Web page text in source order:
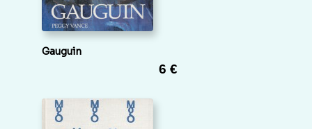
Gauguin
6 €